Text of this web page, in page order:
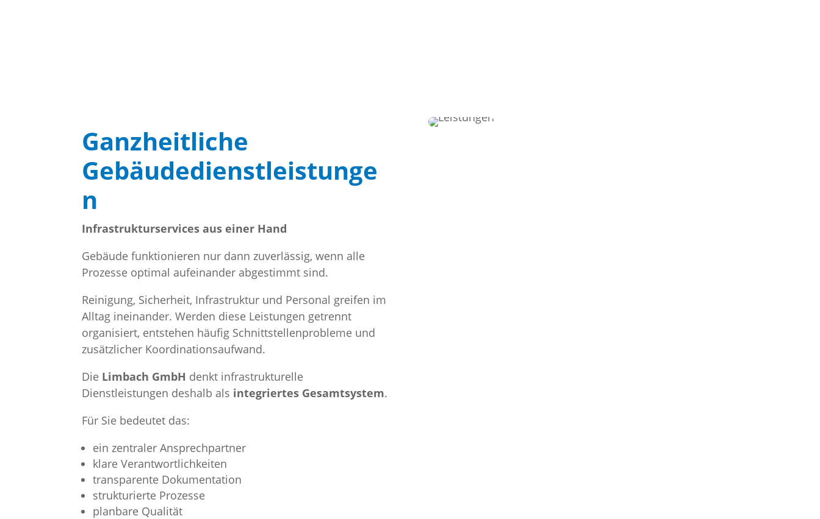
Ganzheitliche
Gebäudedienstleistunge
n
Infrastrukturservices aus einer Hand
Gebäude funktionieren nur dann zuverlässig, wenn alle
Prozesse optimal aufeinander abgestimmt sind.
Reinigung, Sicherheit, Infrastruktur und Personal greifen im
Alltag ineinander. Werden diese Leistungen getrennt
organisiert, entstehen häufig Schnittstellenprobleme und
zusätzlicher Koordinationsaufwand.
Die Limbach GmbH denkt infrastrukturelle
Dienstleistungen deshalb als integriertes Gesamtsystem.
Für Sie bedeutet das:
ein zentraler Ansprechpartner
klare Verantwortlichkeiten
transparente Dokumentation
strukturierte Prozesse
planbare Qualität